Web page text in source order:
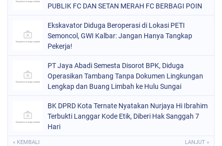
PUBLIK FC DAN SETAN MERAH FC BERBAGI POIN
Ekskavator Diduga Beroperasi di Lokasi PETI
Semoncol, GWI Kalbar: Jangan Hanya Tangkap
Pekerja!
PT Jaya Abadi Semesta Disorot BPK, Diduga
Operasikan Tambang Tanpa Dokumen Lingkungan
Lengkap dan Buang Limbah ke Hulu Sungai
BK DPRD Kota Ternate Nyatakan Nurjaya Hi Ibrahim
Terbukti Langgar Kode Etik, Diberi Hak Sanggah 7
Hari
« KEMBALI LANJUT »